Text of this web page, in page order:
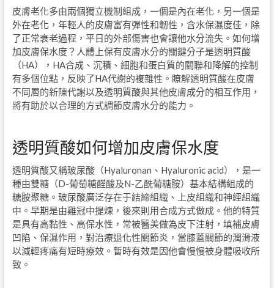
皮膚老化多由兩個獨立機制組成，一個是內在老化，另一個是
外在老化，年輕人的皮膚富有彈性和韌性，含水保濕度佳，除
了正常衰老過程，平日的外部傷害也會讓他水分流失。如何增
加皮膚保水度？人體上保有皮膚水分的關鍵分子是透明質酸
（HA）， HA合成、沉積、細胞和蛋白質的關聯和降解的控制
有多個位點，反映了HA代謝的複雜性。瞭解透明質酸在皮膚
不同層的新陳代謝以及透明質酸與其他皮膚成分的相互作用，
將有助於以合理的方式調節皮膚水分的能力。
透明質酸如何增加皮膚保水度
透明質酸又稱玻尿酸（Hyaluronan 、 Hyaluronic acid），是一
種由雙糖（D-葡萄糖醛酸及N-乙酰葡糖胺）基本結構組成的
糖胺聚糖。玻尿酸廣泛存在于結締組織、上皮組織和神經組織
中。早期是由雞冠中提煉，後來則用合成方式做成。他的特質
是具有高黏性、高保水性，常被醫美做為皮下注射，填補皮膚
凹陷、保濕作用，對治療退化性關節炎，當膝蓋關節的潤滑液
以減輕疼痛有短時療效。暫時有效是因他會慢慢被身體吸收所
致。